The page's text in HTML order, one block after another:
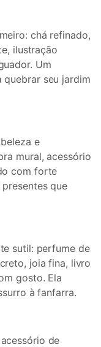
chá refinado,
ilustração
Um
quebrar seu jardim
e
mural, acessório
com forte
que
sutil: perfume de
joia fina, livro
gosto. Ela
à fanfarra.
de